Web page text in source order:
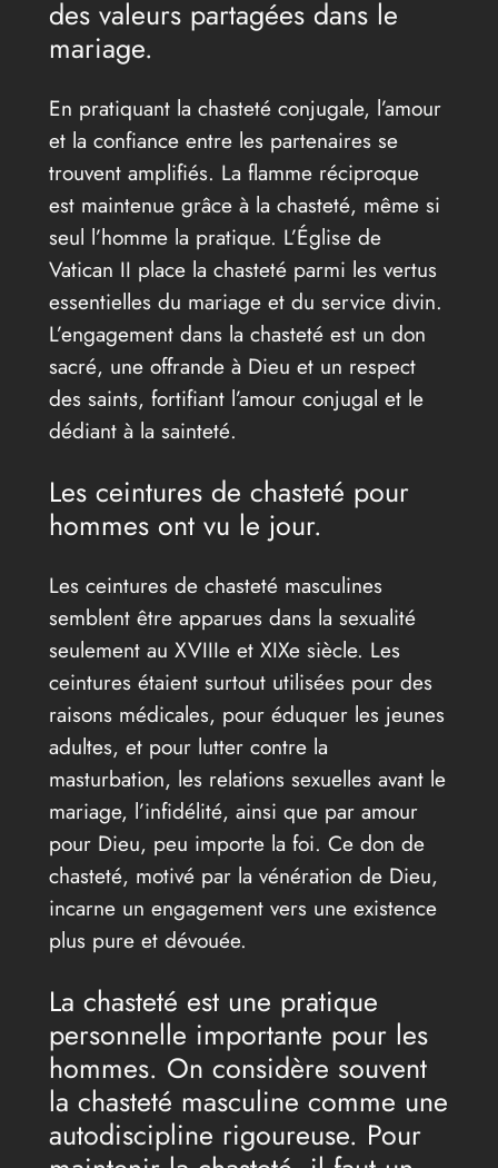
des valeurs partagées dans le
mariage.
En pratiquant la chasteté conjugale, l’amour
et la confiance entre les partenaires se
trouvent amplifiés. La flamme réciproque
est maintenue grâce à la chasteté, même si
seul l’homme la pratique. L’Église de
Vatican II place la chasteté parmi les vertus
essentielles du mariage et du service divin.
L’engagement dans la chasteté est un don
sacré, une offrande à Dieu et un respect
des saints, fortifiant l’amour conjugal et le
dédiant à la sainteté.
Les ceintures de chasteté pour
hommes ont vu le jour.
Les ceintures de chasteté masculines
semblent être apparues dans la sexualité
seulement au XVIIIe et XIXe siècle. Les
ceintures étaient surtout utilisées pour des
raisons médicales, pour éduquer les jeunes
adultes, et pour lutter contre la
masturbation, les relations sexuelles avant le
mariage, l’infidélité, ainsi que par amour
pour Dieu, peu importe la foi. Ce don de
chasteté, motivé par la vénération de Dieu,
incarne un engagement vers une existence
plus pure et dévouée.
La chasteté est une pratique
personnelle importante pour les
hommes. On considère souvent
la chasteté masculine comme une
autodiscipline rigoureuse. Pour